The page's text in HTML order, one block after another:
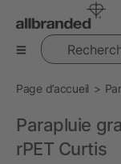
Rechercher
Page d’accueil
Parapluie
rPET Curtis